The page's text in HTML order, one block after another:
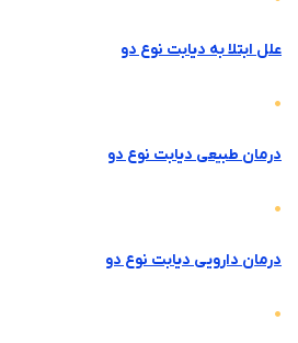
علل ابتلا به دیابت نوع دو
درمان طبیعی دیابت نوع دو
درمان دارویی دیابت نوع دو